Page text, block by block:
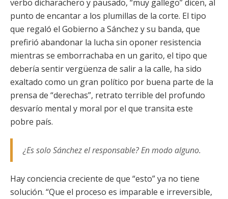
verbo dicharachero y pausado, “muy gallego” dicen, al
punto de encantar a los plumillas de la corte. El tipo
que regaló el Gobierno a Sánchez y su banda, que
prefirió abandonar la lucha sin oponer resistencia
mientras se emborrachaba en un garito, el tipo que
debería sentir vergüenza de salir a la calle, ha sido
exaltado como un gran político por buena parte de la
prensa de “derechas”, retrato terrible del profundo
desvarío mental y moral por el que transita este
pobre país.
¿Es solo Sánchez el responsable? En modo alguno.
Hay conciencia creciente de que “esto” ya no tiene
solución. “Que el proceso es imparable e irreversible,